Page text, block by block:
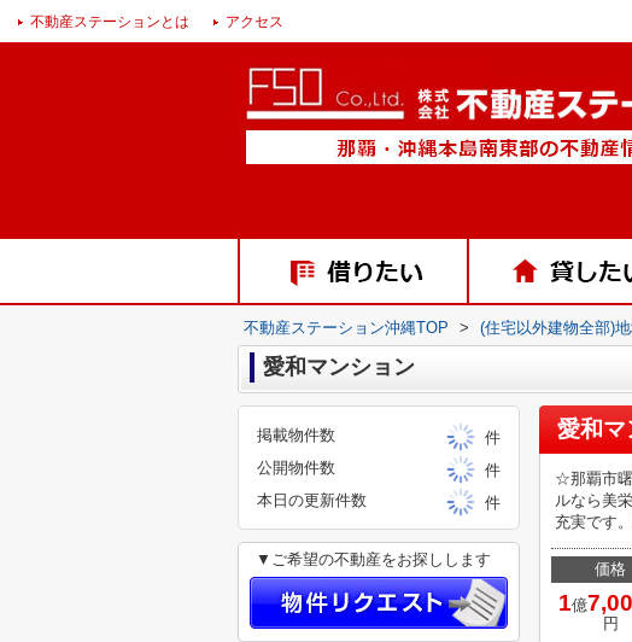
不動産ステーションとは アクセス
不動産ステーション沖縄TOP > (住宅以外建物全部)
愛和マンション
愛和マ
☆那覇市曙
ルなら美
充実です
価格
1億
円
掲載物件数
件
公開物件数
件
本日の更新件数
件
▼ご希望の不動産をお探しします